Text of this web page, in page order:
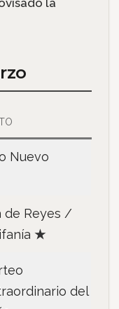
Nuevo
de Reyes /
★
del